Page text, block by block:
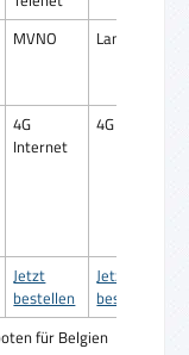
für Belgien
MVNO
4G
Internet
4G Internet
Jetzt
bestellen
Jetzt
bestellen